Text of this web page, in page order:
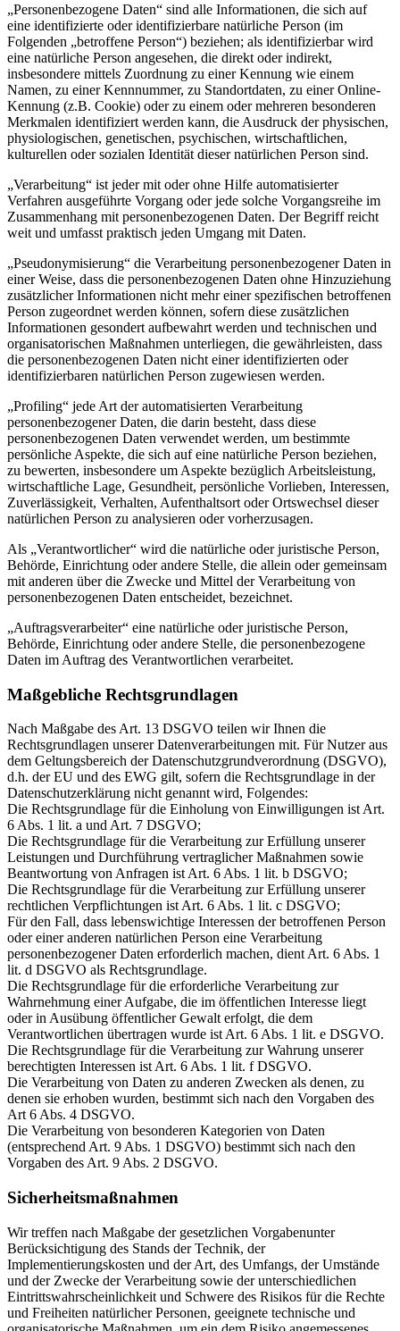
„Personenbezogene Daten“ sind alle Informationen, die sich auf
eine identifizierte oder identifizierbare natürliche Person (im
Folgenden „betroffene Person“) beziehen; als identifizierbar wird
eine natürliche Person angesehen, die direkt oder indirekt,
insbesondere mittels Zuordnung zu einer Kennung wie einem
Namen, zu einer Kennnummer, zu Standortdaten, zu einer Online-
Kennung (z.B. Cookie) oder zu einem oder mehreren besonderen
Merkmalen identifiziert werden kann, die Ausdruck der physischen,
physiologischen, genetischen, psychischen, wirtschaftlichen,
kulturellen oder sozialen Identität dieser natürlichen Person sind.
„Verarbeitung“ ist jeder mit oder ohne Hilfe automatisierter
Verfahren ausgeführte Vorgang oder jede solche Vorgangsreihe im
Zusammenhang mit personenbezogenen Daten. Der Begriff reicht
weit und umfasst praktisch jeden Umgang mit Daten.
„Pseudonymisierung“ die Verarbeitung personenbezogener Daten in
einer Weise, dass die personenbezogenen Daten ohne Hinzuziehung
zusätzlicher Informationen nicht mehr einer spezifischen betroffenen
Person zugeordnet werden können, sofern diese zusätzlichen
Informationen gesondert aufbewahrt werden und technischen und
organisatorischen Maßnahmen unterliegen, die gewährleisten, dass
die personenbezogenen Daten nicht einer identifizierten oder
identifizierbaren natürlichen Person zugewiesen werden.
„Profiling“ jede Art der automatisierten Verarbeitung
personenbezogener Daten, die darin besteht, dass diese
personenbezogenen Daten verwendet werden, um bestimmte
persönliche Aspekte, die sich auf eine natürliche Person beziehen,
zu bewerten, insbesondere um Aspekte bezüglich Arbeitsleistung,
wirtschaftliche Lage, Gesundheit, persönliche Vorlieben, Interessen,
Zuverlässigkeit, Verhalten, Aufenthaltsort oder Ortswechsel dieser
natürlichen Person zu analysieren oder vorherzusagen.
Als „Verantwortlicher“ wird die natürliche oder juristische Person,
Behörde, Einrichtung oder andere Stelle, die allein oder gemeinsam
mit anderen über die Zwecke und Mittel der Verarbeitung von
personenbezogenen Daten entscheidet, bezeichnet.
„Auftragsverarbeiter“ eine natürliche oder juristische Person,
Behörde, Einrichtung oder andere Stelle, die personenbezogene
Daten im Auftrag des Verantwortlichen verarbeitet.
Maßgebliche Rechtsgrundlagen
Nach Maßgabe des Art. 13 DSGVO teilen wir Ihnen die
Rechtsgrundlagen unserer Datenverarbeitungen mit. Für Nutzer aus
dem Geltungsbereich der Datenschutzgrundverordnung (DSGVO),
d.h. der EU und des EWG gilt, sofern die Rechtsgrundlage in der
Datenschutzerklärung nicht genannt wird, Folgendes:
Die Rechtsgrundlage für die Einholung von Einwilligungen ist Art.
6 Abs. 1 lit. a und Art. 7 DSGVO;
Die Rechtsgrundlage für die Verarbeitung zur Erfüllung unserer
Leistungen und Durchführung vertraglicher Maßnahmen sowie
Beantwortung von Anfragen ist Art. 6 Abs. 1 lit. b DSGVO;
Die Rechtsgrundlage für die Verarbeitung zur Erfüllung unserer
rechtlichen Verpflichtungen ist Art. 6 Abs. 1 lit. c DSGVO;
Für den Fall, dass lebenswichtige Interessen der betroffenen Person
oder einer anderen natürlichen Person eine Verarbeitung
personenbezogener Daten erforderlich machen, dient Art. 6 Abs. 1
lit. d DSGVO als Rechtsgrundlage.
Die Rechtsgrundlage für die erforderliche Verarbeitung zur
Wahrnehmung einer Aufgabe, die im öffentlichen Interesse liegt
oder in Ausübung öffentlicher Gewalt erfolgt, die dem
Verantwortlichen übertragen wurde ist Art. 6 Abs. 1 lit. e DSGVO.
Die Rechtsgrundlage für die Verarbeitung zur Wahrung unserer
berechtigten Interessen ist Art. 6 Abs. 1 lit. f DSGVO.
Die Verarbeitung von Daten zu anderen Zwecken als denen, zu
denen sie erhoben wurden, bestimmt sich nach den Vorgaben des
Art 6 Abs. 4 DSGVO.
Die Verarbeitung von besonderen Kategorien von Daten
(entsprechend Art. 9 Abs. 1 DSGVO) bestimmt sich nach den
Vorgaben des Art. 9 Abs. 2 DSGVO.
Sicherheitsmaßnahmen
Wir treffen nach Maßgabe der gesetzlichen Vorgabenunter
Berücksichtigung des Stands der Technik, der
Implementierungskosten und der Art, des Umfangs, der Umstände
und der Zwecke der Verarbeitung sowie der unterschiedlichen
Eintrittswahrscheinlichkeit und Schwere des Risikos für die Rechte
und Freiheiten natürlicher Personen, geeignete technische und